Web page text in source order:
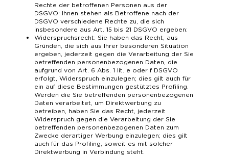
Rechte der betroffenen Personen aus der
DSGVO: Ihnen stehen als Betroffene nach der
DSGVO verschiedene Rechte zu, die sich
insbesondere aus Art. 15 bis 21 DSGVO ergeben:
Widerspruchsrecht: Sie haben das Recht, aus
Gründen, die sich aus Ihrer besonderen Situation
ergeben, jederzeit gegen die Verarbeitung der Sie
betreffenden personenbezogenen Daten, die
aufgrund von Art. 6 Abs. 1 lit. e oder f DSGVO
erfolgt, Widerspruch einzulegen; dies gilt auch für
ein auf diese Bestimmungen gestütztes Profiling.
Werden die Sie betreffenden personenbezogenen
Daten verarbeitet, um Direktwerbung zu
betreiben, haben Sie das Recht, jederzeit
Widerspruch gegen die Verarbeitung der Sie
betreffenden personenbezogenen Daten zum
Zwecke derartiger Werbung einzulegen; dies gilt
auch für das Profiling, soweit es mit solcher
Direktwerbung in Verbindung steht.